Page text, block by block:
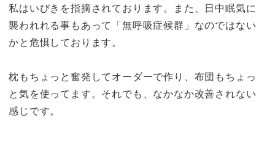
私はいびきを指摘されております。また、日中眠気に
襲われれる事もあって「無呼吸症候群」なのではない
かと危惧しております。
枕もちょっと奮発してオーダーで作り、布団もちょっ
と気を使ってます。それでも、なかなか改善されない
感じです。